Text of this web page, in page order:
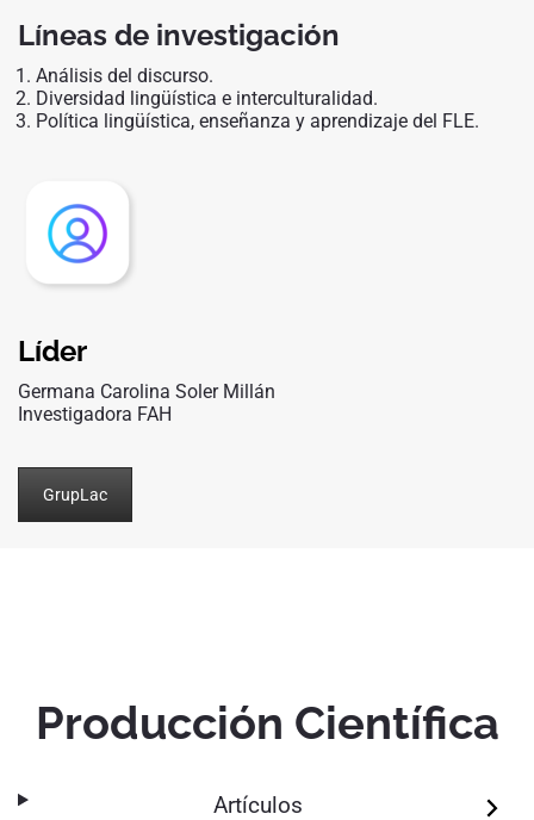
Líneas de investigación
Análisis del discurso.
Diversidad lingüística e interculturalidad.
Política lingüística, enseñanza y aprendizaje del FLE.
Líder
Germana Carolina Soler Millán
Investigadora FAH
GrupLac
Producción Científica
Artículos